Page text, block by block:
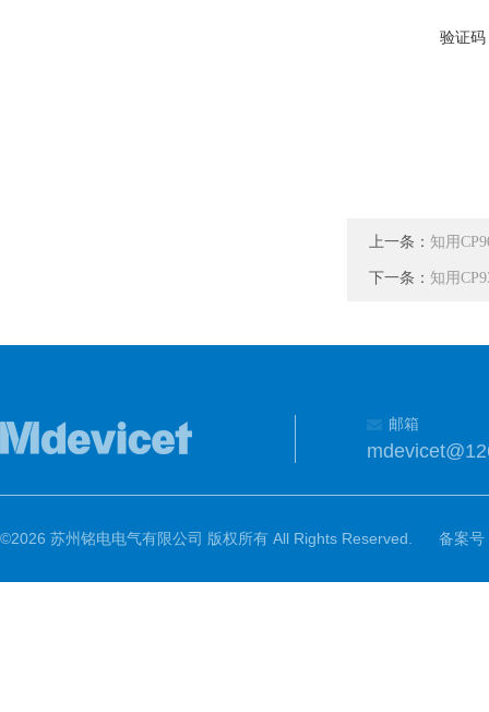
验证码
上一条： 知用
下一条： 知用
邮箱
©2026 苏州铭电电气有限公司 版权所有 All Rights Reserved. 备案号